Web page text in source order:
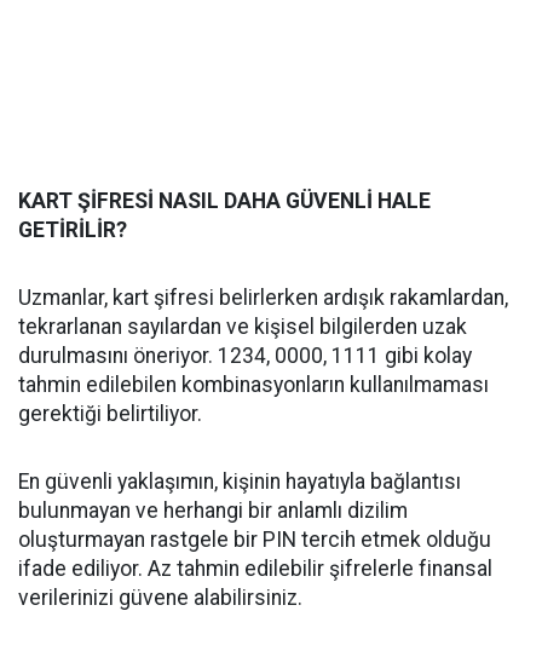
KART ŞİFRESİ NASIL DAHA GÜVENLİ HALE
GETİRİLİR?
Uzmanlar, kart şifresi belirlerken ardışık rakamlardan,
tekrarlanan sayılardan ve kişisel bilgilerden uzak
durulmasını öneriyor. 1234, 0000, 1111 gibi kolay
tahmin edilebilen kombinasyonların kullanılmaması
gerektiği belirtiliyor.
En güvenli yaklaşımın, kişinin hayatıyla bağlantısı
bulunmayan ve herhangi bir anlamlı dizilim
oluşturmayan rastgele bir PIN tercih etmek olduğu
ifade ediliyor. Az tahmin edilebilir şifrelerle finansal
verilerinizi güvene alabilirsiniz.